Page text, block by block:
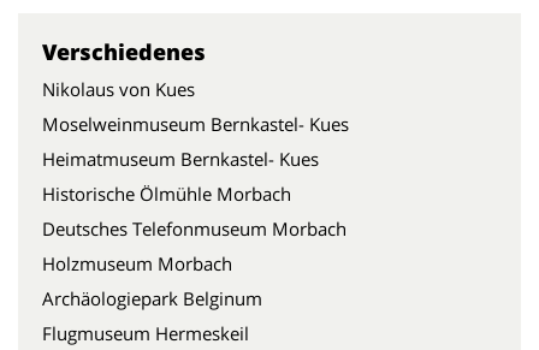
Verschiedenes
Nikolaus von Kues
Moselweinmuseum Bernkastel- Kues
Heimatmuseum Bernkastel- Kues
Historische Ölmühle Morbach
Deutsches Telefonmuseum Morbach
Holzmuseum Morbach
Archäologiepark Belginum
Flugmuseum Hermeskeil